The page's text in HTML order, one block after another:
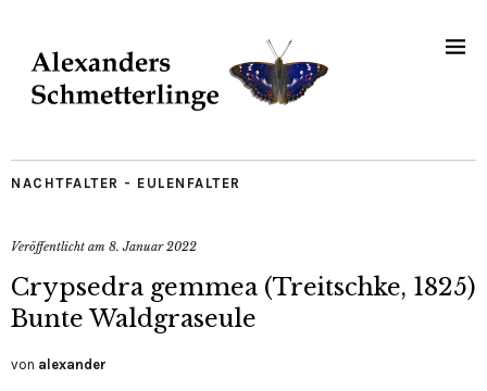
NACHTFALTER - EULENFALTER
Veröffentlicht am 8. Januar 2022
Crypsedra gemmea (Treitschke, 1825)
Bunte Waldgraseule
von alexander